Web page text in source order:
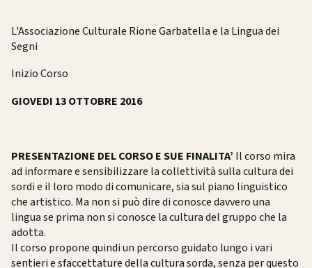
L'Associazione Culturale Rione Garbatella e la Lingua dei
Segni
Inizio Corso
GIOVEDI 13 OTTOBRE 2016
PRESENTAZIONE DEL CORSO E SUE FINALITA’ Il corso mira
ad informare e sensibilizzare la collettività sulla cultura dei
sordi e il loro modo di comunicare, sia sul piano linguistico
che artistico. Ma non si può dire di conosce davvero una
lingua se prima non si conosce la cultura del gruppo che la
adotta.
Il corso propone quindi un percorso guidato lungo i vari
sentieri e sfaccettature della cultura sorda, senza per questo